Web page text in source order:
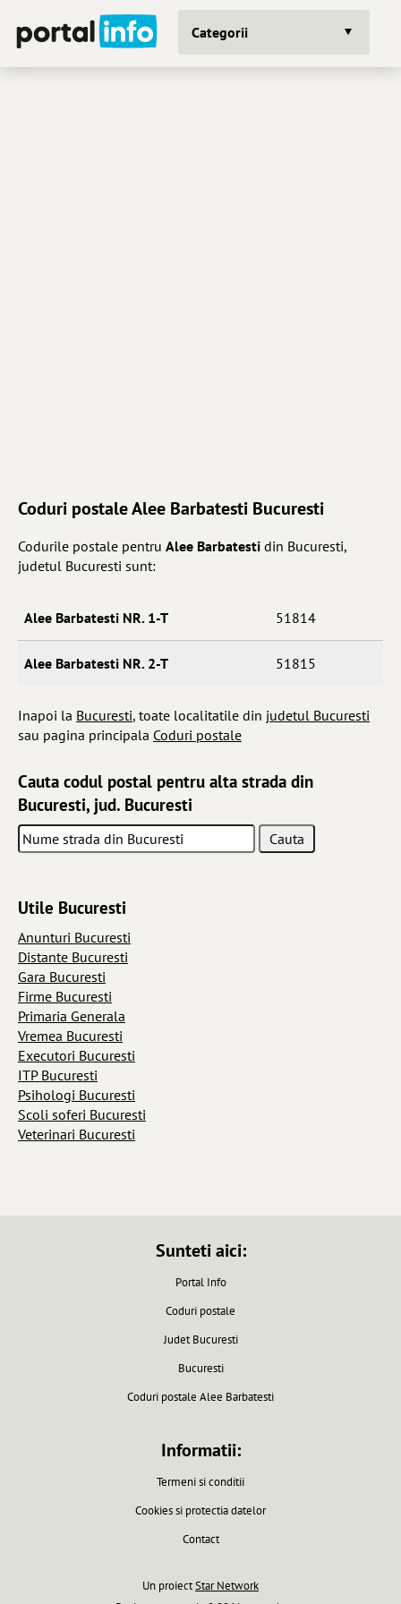
Categorii
Coduri postale Alee Barbatesti Bucuresti
Codurile postale pentru Alee Barbatesti din Bucuresti,
judetul Bucuresti sunt:
Alee Barbatesti NR. 1-T 51814
Alee Barbatesti NR. 2-T 51815
Inapoi la Bucuresti, toate localitatile din judetul Bucuresti
sau pagina principala Coduri postale
Cauta codul postal pentru alta strada din
Bucuresti, jud. Bucuresti
Utile Bucuresti
Anunturi Bucuresti
Distante Bucuresti
Gara Bucuresti
Firme Bucuresti
Primaria Generala
Vremea Bucuresti
Executori Bucuresti
ITP Bucuresti
Psihologi Bucuresti
Scoli soferi Bucuresti
Veterinari Bucuresti
Sunteti aici:
Portal Info
Coduri postale
Judet Bucuresti
Bucuresti
Coduri postale Alee Barbatesti
Informatii:
Termeni si conditii
Cookies si protectia datelor
Contact
Un proiectStar Network